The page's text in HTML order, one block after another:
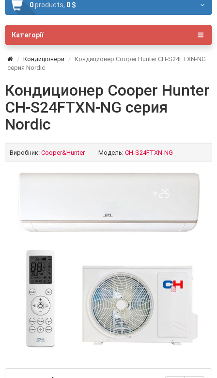
0products, 0 $
Категорії
Кондиціонери
Кондиционер Cooper Hunter CH-S24FTXN-NG
серия Nordic
Кондиционер Cooper Hunter
CH-S24FTXN-NG серия
Nordic
Виробник: Cooper&Hunter Модель: CH-S24FTXN-NG